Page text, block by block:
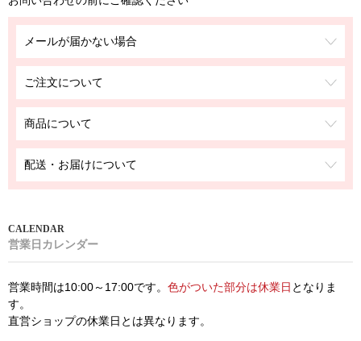
メールが届かない場合
ご注文について
商品について
配送・お届けについて
営業日カレンダー
営業時間は10:00～17:00です。 色がついた部分は休業日 となりま
す。
直営ショップの休業日とは異なります。